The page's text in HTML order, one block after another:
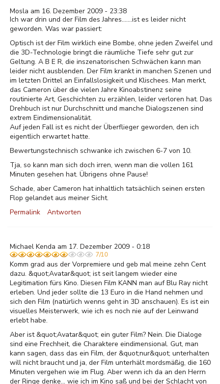
Mosla am 16. Dezember 2009 - 23:38
Ich war drin und der Film des Jahres.......ist es leider nicht
geworden. Was war passiert:
Optisch ist der Film wirklich eine Bombe, ohne jeden Zweifel und
die 3D-Technologie bringt die räumliche Tiefe sehr gut zur
Geltung. A B E R, die inszenatorischen Schwächen kann man
leider nicht ausblenden. Der Film krankt in manchen Szenen und
im letzten Drittel an Einfallslosigkeit und Klischees. Man merkt,
das Cameron über die vielen Jahre Kinoabstinenz seine
routinierte Art, Geschichten zu erzählen, leider verloren hat. Das
Drehbuch ist nur Durchschnitt und manche Dialogszenen sind
extrem Eindimensionalität.
Auf jeden Fall ist es nicht der Überflieger geworden, den ich
eigentlich erwartet hatte.
Bewertungstechnisch schwanke ich zwischen 6-7 von 10.
Tja, so kann man sich doch irren, wenn man die vollen 161
Minuten gesehen hat. Übrigens ohne Pause!
Schade, aber Cameron hat inhaltlich tatsächlich seinen ersten
Flop gelandet aus meiner Sicht.
Permalink
Antworten
Michael Kenda am 17. Dezember 2009 - 0:18
7/10
Komm grad aus der Vorpremiere und geb mal meine zehn Cent
dazu. &quot;Avatar&quot; ist seit langem wieder eine
Legitimation fürs Kino. Diesen Film KANN man auf Blu Ray nicht
erleben. Und jeder sollte die 13 Euro in die Hand nehmen und
sich den Film (natürlich wenns geht in 3D anschauen). Es ist ein
visuelles Meisterwerk, wie ich es noch nie auf der Leinwand
erlebt habe.
Aber ist &quot;Avatar&quot; ein guter Film? Nein. Die Dialoge
sind eine Frechheit, die Charaktere eindimensional. Gut, man
kann sagen, dass das ein Film, der &quot;nur&quot; unterhalten
will nicht braucht und ja, der Film unterhält mordsmäßig, die 160
Minuten vergehen wie im Flug. Aber wenn ich da an den Herrn
der Ringe denke... wie ich im Kino saß und bei der Schlacht von